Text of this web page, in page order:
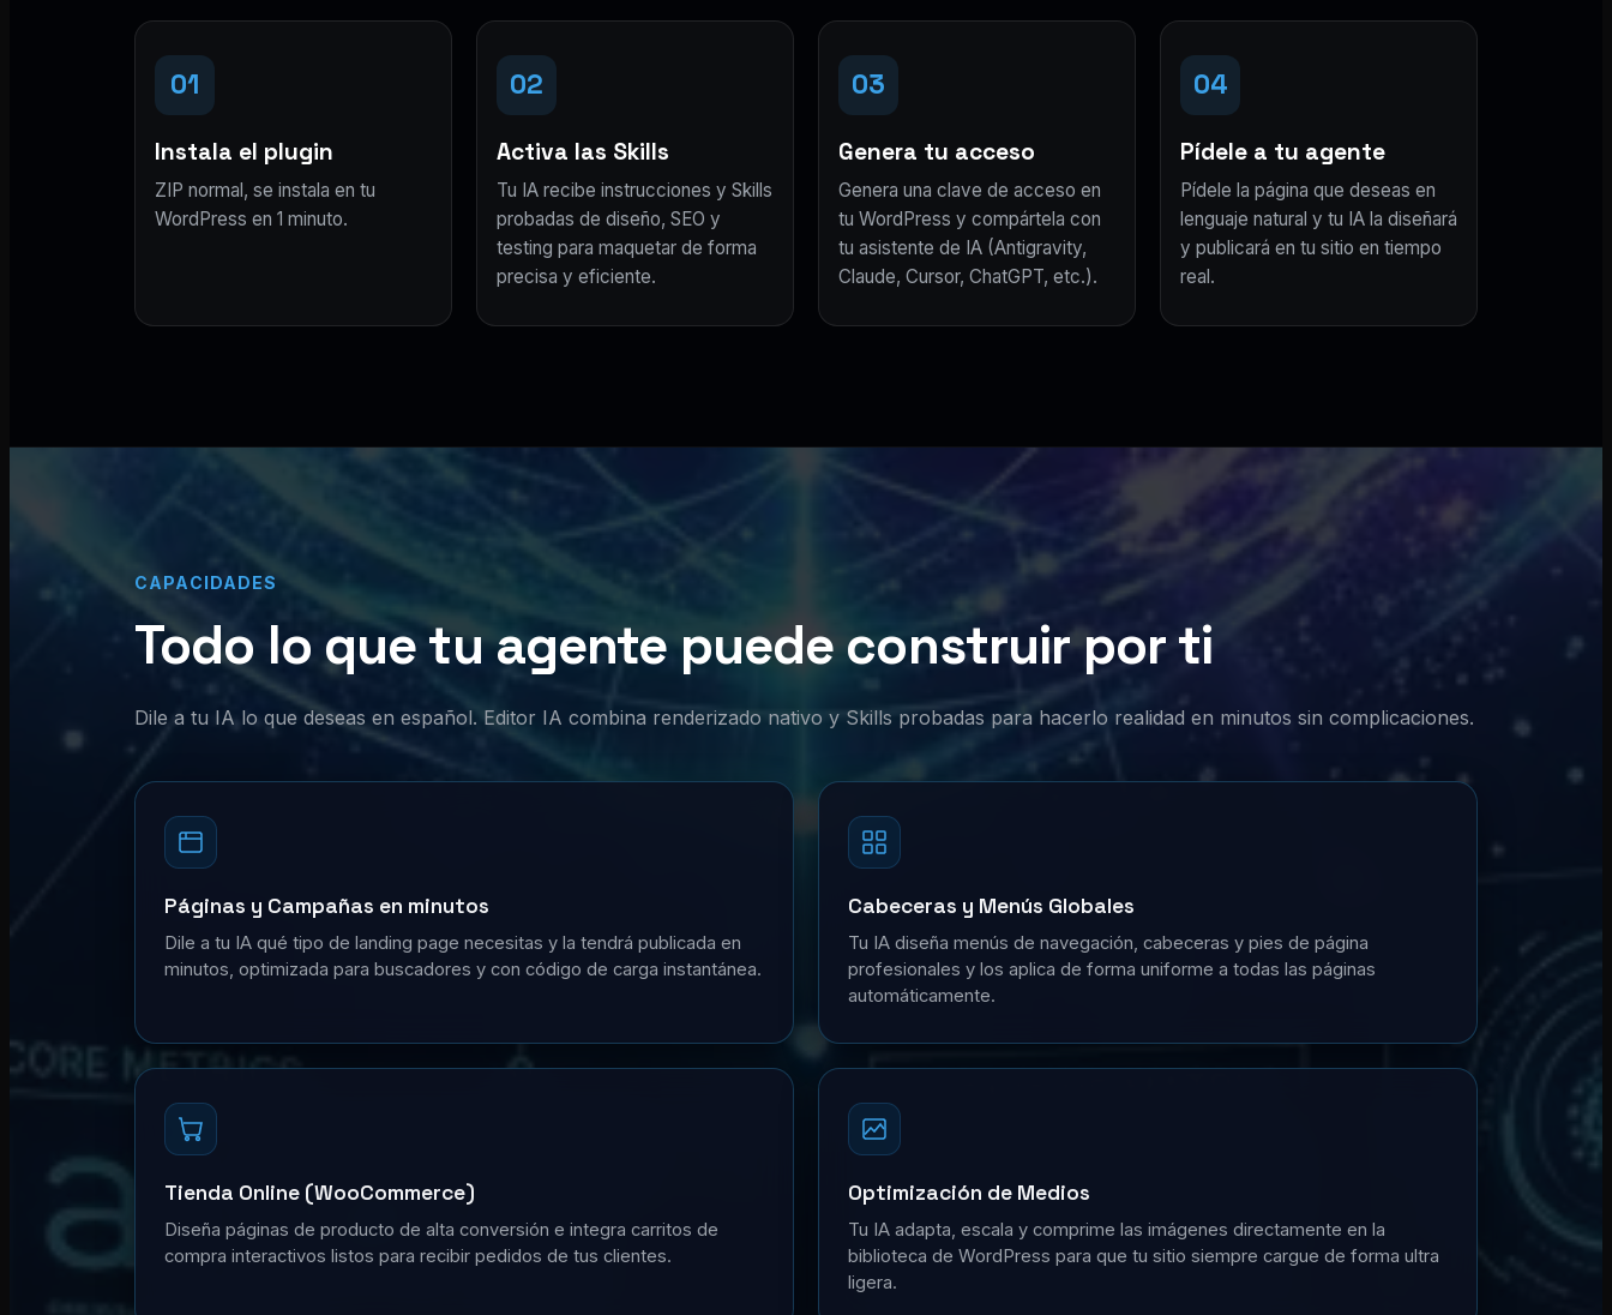
01
Instala el plugin
ZIP normal, se instala en tu
WordPress en 1 minuto.
02
Activa las Skills
Tu IA recibe instrucciones y Skills
probadas de diseño, SEO y
testing para maquetar de forma
precisa y eficiente.
03
Genera tu acceso
Genera una clave de acceso en
tu WordPress y compártela con
tu asistente de IA (Antigravity,
Claude, Cursor, ChatGPT, etc.).
04
Pídele a tu agente
Pídele la página que deseas en
lenguaje natural y tu IA la diseñará
y publicará en tu sitio en tiempo
real.
CAPACIDADES
Todo lo que tu agente puede construir por ti
Dile a tu IA lo que deseas en español. Editor IA combina renderizado nativo y Skills probadas para hacerlo realidad en minutos sin complicaciones.
Páginas y Campañas en minutos
Dile a tu IA qué tipo de landing page necesitas y la tendrá publicada en
minutos, optimizada para buscadores y con código de carga instantánea.
Cabeceras y Menús Globales
Tu IA diseña menús de navegación, cabeceras y pies de página
profesionales y los aplica de forma uniforme a todas las páginas
automáticamente.
Tienda Online (WooCommerce)
Diseña páginas de producto de alta conversión e integra carritos de
compra interactivos listos para recibir pedidos de tus clientes.
Optimización de Medios
Tu IA adapta, escala y comprime las imágenes directamente en la
biblioteca de WordPress para que tu sitio siempre cargue de forma ultra
ligera.